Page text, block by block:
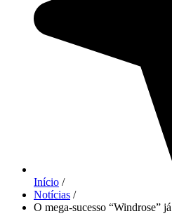
Início /
Notícias /
O mega-sucesso “Windrose”